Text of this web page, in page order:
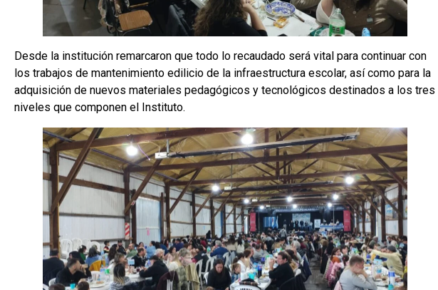
Desde la institución remarcaron que todo lo recaudado será vital para continuar con
los trabajos de mantenimiento edilicio de la infraestructura escolar, así como para la
adquisición de nuevos materiales pedagógicos y tecnológicos destinados a los tres
niveles que componen el Instituto.